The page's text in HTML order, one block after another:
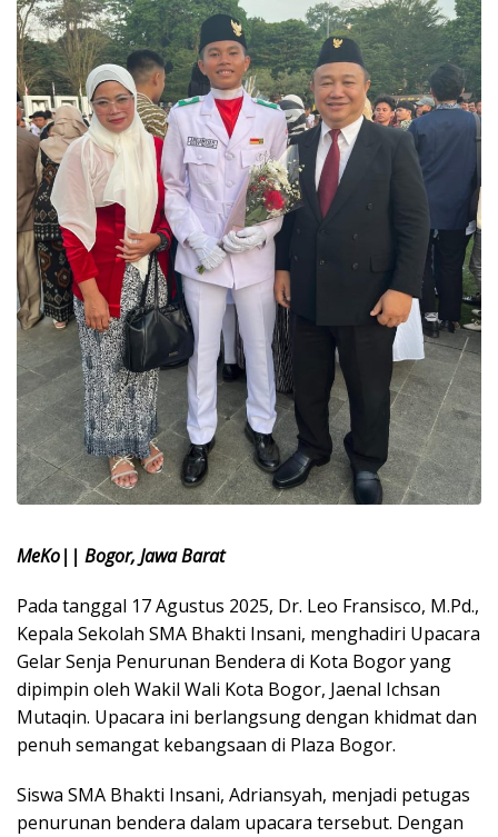
MeKo|| Bogor, Jawa Barat
Pada tanggal 17 Agustus 2025, Dr. Leo Fransisco, M.Pd.,
Kepala Sekolah SMA Bhakti Insani, menghadiri Upacara
Gelar Senja Penurunan Bendera di Kota Bogor yang
dipimpin oleh Wakil Wali Kota Bogor, Jaenal Ichsan
Mutaqin. Upacara ini berlangsung dengan khidmat dan
penuh semangat kebangsaan di Plaza Bogor.
Siswa SMA Bhakti Insani, Adriansyah, menjadi petugas
penurunan bendera dalam upacara tersebut. Dengan